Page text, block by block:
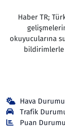
Haber TR;
okuyucularına
bildirimlerle
Hava Durumu
Trafik
Puan